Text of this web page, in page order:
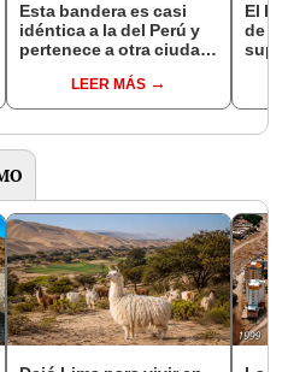
Esta bandera es casi
idéntica a la del Perú y
pertenece a otra ciudad
desde hace más de 50
años
LEER MÁS
El
de
2026